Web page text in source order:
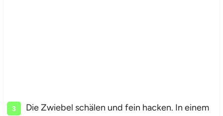
Die Zwiebel schälen und fein hacken. In einem